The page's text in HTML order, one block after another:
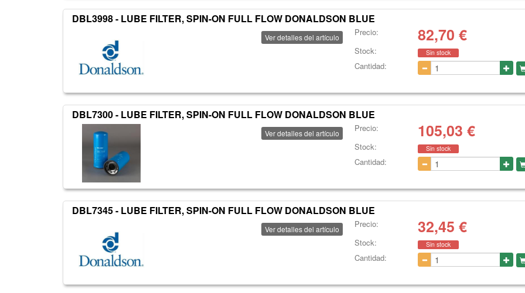
DBL3998 - LUBE FILTER, SPIN-ON FULL FLOW DONALDSON BLUE
Ver detalles del artículo Precio: 82,70 €
Stock: Sin stock
Cantidad:
DBL7300 - LUBE FILTER, SPIN-ON FULL FLOW DONALDSON BLUE
Ver detalles del artículo Precio: 105,03 €
Stock: Sin stock
Cantidad:
DBL7345 - LUBE FILTER, SPIN-ON FULL FLOW DONALDSON BLUE
Ver detalles del artículo Precio: 32,45 €
Stock: Sin stock
Cantidad: